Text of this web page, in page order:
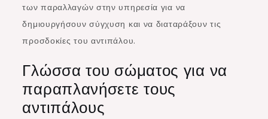
των παραλλαγών στην υπηρεσία για να
δημιουργήσουν σύγχυση και να διαταράξουν τις
προσδοκίες του αντιπάλου.
Γλώσσα του σώματος για να
παραπλανήσετε τους
αντιπάλους